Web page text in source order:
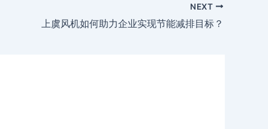
NEXT
上虞风机如何助力企业实现节能减排目标？